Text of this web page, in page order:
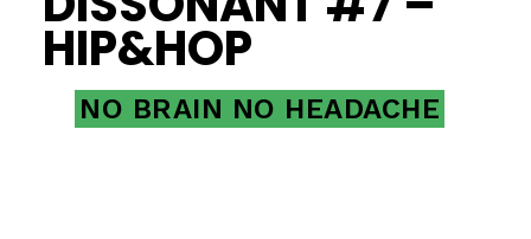
HIP&HOP
NO BRAIN NO HEADACHE